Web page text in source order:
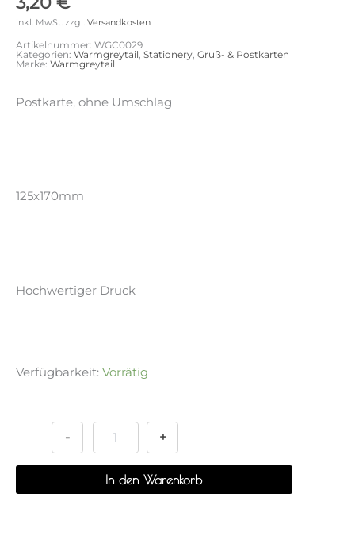
inkl. MwSt. zzgl. Versandkosten
Artikelnummer: WGC0029
Kategorien: Warmgreytail Stationery Gruß- & Postkarten
Marke: Warmgreytail
Postkarte, ohne Umschlag
125x170mm
Hochwertiger Druck
Verfügbarkeit: Vorrätig
-
Landscape
Menge
+
In den Warenkorb